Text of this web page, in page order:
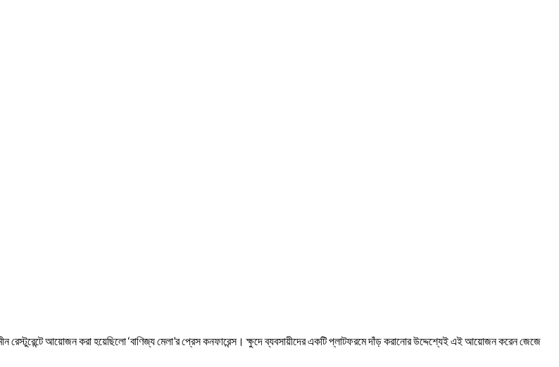
রেস্টুরেন্টে আয়োজন করা হয়েছিলো ‘বাণিজ্য মেলা’র প্রেস কনফারেন্স। ক্ষুদে ব্যবসায়ীদের একটি প্লাটফরমে দাঁড় করানোর উদ্দেশ্যেই এই আয়োজন করেন জেজে